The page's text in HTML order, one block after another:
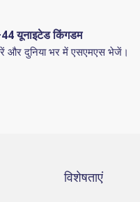
यूनाइटेड किंगडम
और दुनिया भर में एसएमएस भेजें।
विशेषताएं